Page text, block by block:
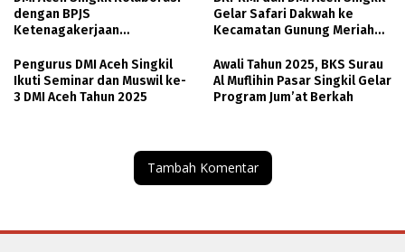
dengan BPJS
Ketenagakerjaan
Sosial bagi Pengurus Masjid
Gelar Safari Dakwah ke
Kecamatan Gunung Meriah
Pengurus DMI Aceh Singkil
Ikuti Seminar dan Muswil ke-
3 DMI Aceh Tahun 2025
Awali Tahun 2025, BKS Surau
Al Muflihin Pasar Singkil Gelar
Program Jum’at Berkah
Tambah Komentar